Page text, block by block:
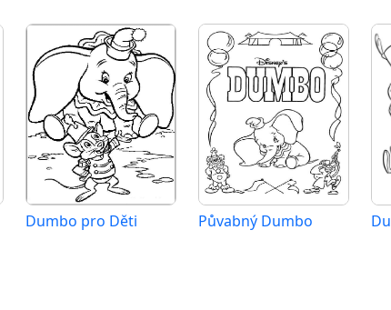
Dumbo pro Děti Půvabný Dumbo